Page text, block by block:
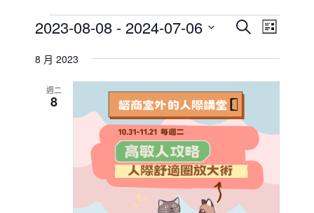
Events
E
e
n
t
s
e
a
r
S
a
c
h
E
e
n
L
t
2023-08-08 - 2024-07-06
e
8 月 2023
週二
8